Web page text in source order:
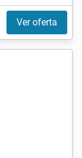
Ver oferta